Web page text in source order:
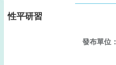
性平研習
發布單位：